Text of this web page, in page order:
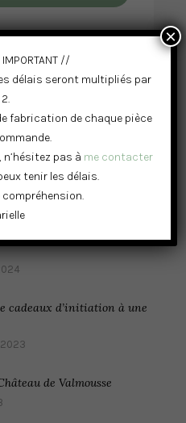
MAÄ
DU BLOG
cadeaux d’initiation à une
de Valmousse
//
délais seront multipliés par
2.
fabrication de chaque pièce
pas à me contacter
tenir les délais.
×